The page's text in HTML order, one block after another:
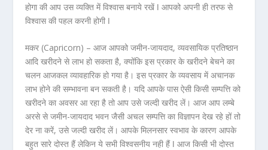
होगा की आप उस व्यक्ति में विश्वास बनाये रखें ǀ आपको अपनी ही तरफ से
विश्वास की पहल करनी होगी ǀ
मकर (Capricorn) – आज आपको जमीन-जायदाद, व्यवसायिक प्रतिष्ठान
आदि खरीदने से लाभ हो सकता है, क्योंकि इस प्रकार के खरीदने बेचने का
चलन आजकल व्यावहारिक हो गया है। इस प्रकार के व्यवसाय में अचानक
लाभ होने की सम्भावना बन सकती है। यदि आपके पास ऐसी किसी सम्पत्ति को
खरीदने का अवसर आ रहा है तो आप उसे जल्दी खरीद लें। आज आप लम्बे
अरसे से जमीन-जायदाद भवन जैसी अचल सम्पत्ति का विज्ञापन देख रहे हों तो
देर ना करें, उसे जल्दी खरीद लें। आपके मिलनसार स्वभाव के कारण आपके
बहुत सारे दोस्त हैं लेकिन ये सभी विश्वसनीय नही हैं ǀ आज किसी भी दोस्त